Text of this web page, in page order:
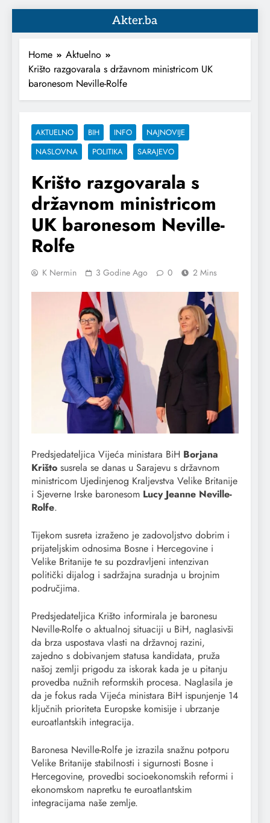
Akter.ba
Home
Aktuelno
Krišto razgovarala s državnom ministricom UK
baronesom Neville-Rolfe
AKTUELNO BIH INFO
NAJNOVIJE
NASLOVNA
POLITIKA SARAJEVO
Krišto razgovarala s
državnom ministricom
UK baronesom Neville-
Rolfe
K Nermin 3 Godine Ago 0 2 Mins
Predsjedateljica Vijeća ministara BiH Borjana
Krišto susrela se danas u Sarajevu s državnom
ministricom Ujedinjenog Kraljevstva Velike Britanije
i Sjeverne Irske baronesom Lucy Jeanne Neville-
Rolfe.
Tijekom susreta izraženo je zadovoljstvo dobrim i
prijateljskim odnosima Bosne i Hercegovine i
Velike Britanije te su pozdravljeni intenzivan
politički dijalog i sadržajna suradnja u brojnim
područjima.
Predsjedateljica Krišto informirala je baronesu
Neville-Rolfe o aktualnoj situaciji u BiH, naglasivši
da brza uspostava vlasti na državnoj razini,
zajedno s dobivanjem statusa kandidata, pruža
našoj zemlji prigodu za iskorak kada je u pitanju
provedba nužnih reformskih procesa. Naglasila je
da je fokus rada Vijeća ministara BiH ispunjenje 14
ključnih prioriteta Europske komisije i ubrzanje
euroatlantskih integracija.
Baronesa Neville-Rolfe je izrazila snažnu potporu
Velike Britanije stabilnosti i sigurnosti Bosne i
Hercegovine, provedbi socioekonomskih reformi i
ekonomskom napretku te euroatlantskim
integracijama naše zemlje.